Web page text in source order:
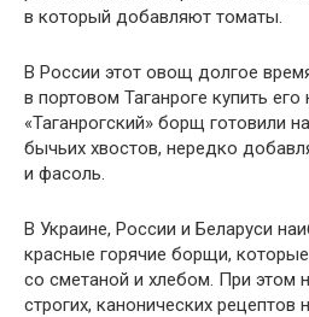
в который добавляют томаты.
В России этот овощ долгое
в портовом Таганроге купить
«Таганрогский» борщ готовили
бычьих хвостов, нередко
и фасоль.
В Украине, России и Беларуси
красные горячие борщи,
со сметаной и хлебом. При этом
строгих, канонических рецептов